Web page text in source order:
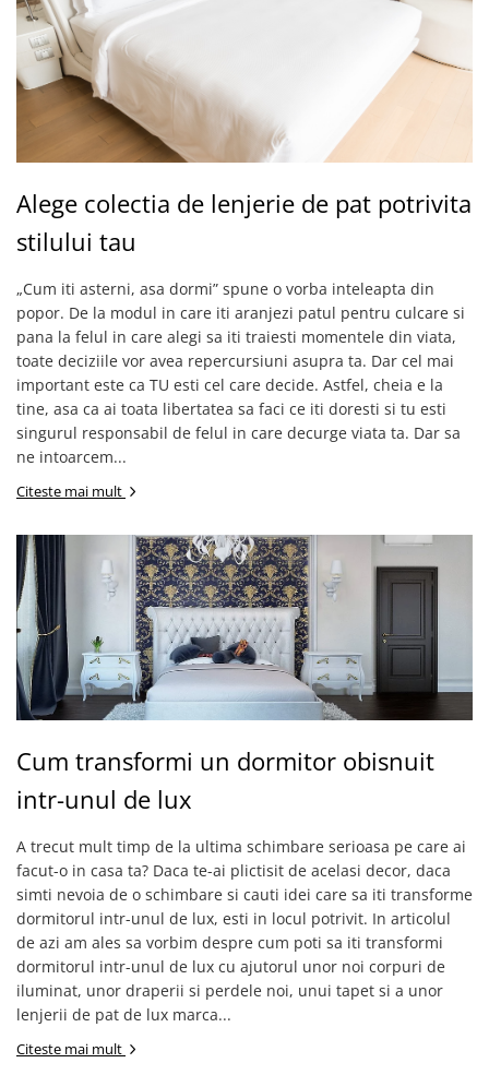
Alege colectia de lenjerie de pat potrivita
stilului tau
„Cum iti asterni, asa dormi” spune o vorba inteleapta din
popor. De la modul in care iti aranjezi patul pentru culcare si
pana la felul in care alegi sa iti traiesti momentele din viata,
toate deciziile vor avea repercursiuni asupra ta. Dar cel mai
important este ca TU esti cel care decide. Astfel, cheia e la
tine, asa ca ai toata libertatea sa faci ce iti doresti si tu esti
singurul responsabil de felul in care decurge viata ta. Dar sa
ne intoarcem...
Citeste mai mult
Cum transformi un dormitor obisnuit
intr-unul de lux
A trecut mult timp de la ultima schimbare serioasa pe care ai
facut-o in casa ta? Daca te-ai plictisit de acelasi decor, daca
simti nevoia de o schimbare si cauti idei care sa iti transforme
dormitorul intr-unul de lux, esti in locul potrivit. In articolul
de azi am ales sa vorbim despre cum poti sa iti transformi
dormitorul intr-unul de lux cu ajutorul unor noi corpuri de
iluminat, unor draperii si perdele noi, unui tapet si a unor
lenjerii de pat de lux marca...
Citeste mai mult